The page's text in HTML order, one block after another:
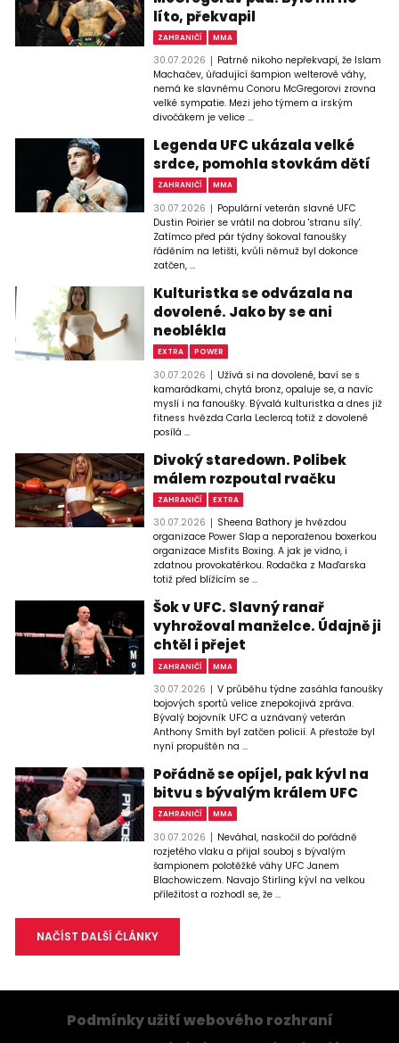
líto, překvapil
ZAHRANIČÍ MMA
30.07.2026
Patrně nikoho nepřekvapí, že Islam
Machačev, úřadující šampion welterové váhy,
nemá ke slavnému Conoru McGregorovi zrovna
velké sympatie. Mezi jeho týmem a irským
divočákem je velice ...
Legenda UFC ukázala velké
srdce, pomohla stovkám dětí
ZAHRANIČÍ MMA
30.07.2026
Populární veterán slavné UFC
Dustin Poirier se vrátil na dobrou 'stranu síly'.
Zatímco před pár týdny šokoval fanoušky
řáděním na letišti, kvůli němuž byl dokonce
zatčen, ...
Kulturistka se odvázala na
dovolené. Jako by se ani
neoblékla
EXTRA POWER
30.07.2026
Užívá si na dovolené, baví se s
kamarádkami, chytá bronz, opaluje se, a navíc
myslí i na fanoušky. Bývalá kulturistka a dnes již
fitness hvězda Carla Leclercq totiž z dovolené
posílá ...
Divoký staredown. Polibek
málem rozpoutal rvačku
ZAHRANIČÍ EXTRA
30.07.2026
Sheena Bathory je hvězdou
organizace Power Slap a neporaženou boxerkou
organizace Misfits Boxing. A jak je vidno, i
zdatnou provokatérkou. Rodačka z Maďarska
totiž před blížícím se ...
Šok v UFC. Slavný ranař
vyhrožoval manželce. Údajně ji
chtěl i přejet
ZAHRANIČÍ MMA
30.07.2026
V průběhu týdne zasáhla fanoušky
bojových sportů velice znepokojivá zpráva.
Bývalý bojovník UFC a uznávaný veterán
Anthony Smith byl zatčen policií. A přestože byl
nyní propuštěn na ...
Pořádně se opíjel, pak kývl na
bitvu s bývalým králem UFC
ZAHRANIČÍ MMA
30.07.2026
Neváhal, naskočil do pořádně
rozjetého vlaku a přijal souboj s bývalým
šampionem polotěžké váhy UFC Janem
Blachowiczem. Navajo Stirling kývl na velkou
příležitost a rozhodl se, že ...
NAČÍST DALŠÍ ČLÁNKY
Podmínky užití webového rozhraní